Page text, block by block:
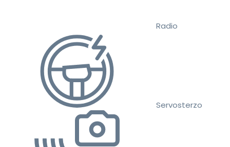
Radio
Servosterzo